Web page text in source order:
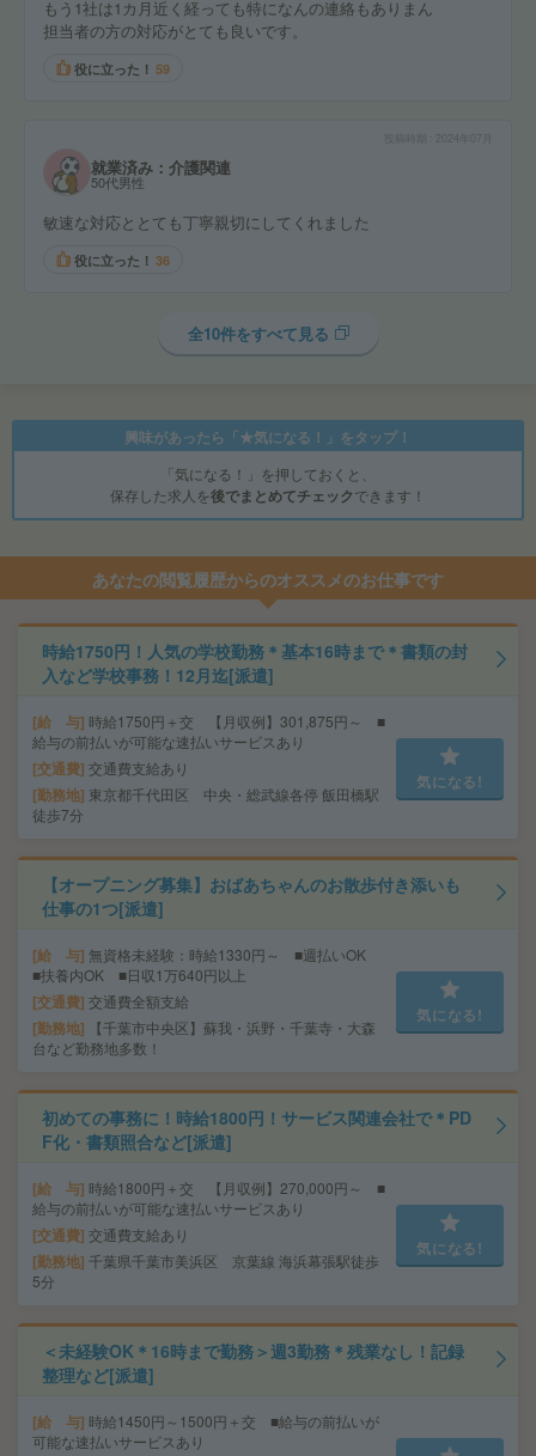
もう1社は1カ月近く経っても特になんの連絡もありまん
担当者の方の対応がとても良いです。
役に立った！ 59
2024年07月
就業済み：介護関連
50代男性
敏速な対応ととても丁寧親切にしてくれました
役に立った！ 36
全10件をすべて見る
興味があったら「★気になる！」をタップ！
「気になる！」を押しておくと、
保存した求人を後でまとめてチェックできます！
あなたの閲覧履歴からのオススメのお仕事です
時給1750円！人気の学校勤務＊基本16時まで＊書類の封
入など学校事務！12月迄[派遣]
給 与 時給1750円＋交 【月収例】301,875円～ ■
給与の前払いが可能な速払いサービスあり
交通費 交通費支給あり
勤務地 東京都千代田区 中央・総武線各停 飯田橋駅
徒歩7分
気になる!
【オープニング募集】おばあちゃんのお散歩付き添いも
仕事の1つ[派遣]
給 与 無資格未経験：時給1330円～ ■週払いOK
■扶養内OK ■日収1万640円以上
交通費 交通費全額支給
勤務地
【千葉市中央区】蘇我・浜野・千葉寺・大森
台など勤務地多数！
気になる!
初めての事務に！時給1800円！サービス関連会社で＊PD
F化・書類照合など[派遣]
給 与 時給1800円＋交 【月収例】270,000円～ ■
給与の前払いが可能な速払いサービスあり
交通費 交通費支給あり
勤務地 千葉県千葉市美浜区 京葉線 海浜幕張駅徒歩
5分
気になる!
＜未経験OK＊16時まで勤務＞週3勤務＊残業なし！記録
整理など[派遣]
給 与 時給1450円～1500円＋交 ■給与の前払いが
可能な速払いサービスあり